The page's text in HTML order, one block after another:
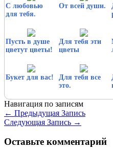
С любовью
для тебя.
От всей души.
Пусть в душе
цветут цветы!
Для тебя эти
цветы
Букет для вас!
Для тебя все
это.
Навигация по записям
← Предыдущая Запись
Следующая Запись →
Оставьте комментарий